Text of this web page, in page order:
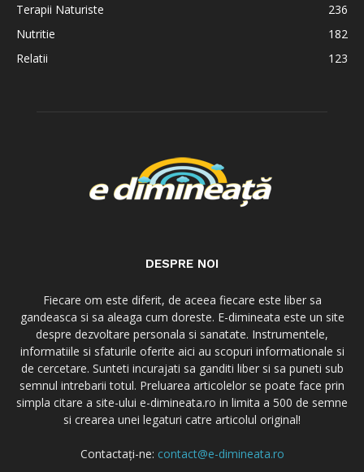
Terapii Naturiste
236
Nutritie
182
Relatii
123
DESPRE NOI
Fiecare om este diferit, de aceea fiecare este liber sa
gandeasca si sa aleaga cum doreste. E-dimineata este un site
despre dezvoltare personala si sanatate. Instrumentele,
informatiile si sfaturile oferite aici au scopuri informationale si
de cercetare. Sunteti incurajati sa ganditi liber si sa puneti sub
semnul intrebarii totul. Preluarea articolelor se poate face prin
simpla citare a site-ului e-dimineata.ro in limita a 500 de semne
si crearea unei legaturi catre articolul original!
Contactați-ne: contact@e-dimineata.ro